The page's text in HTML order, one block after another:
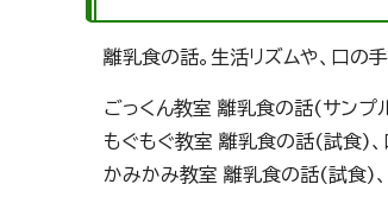
離乳食の話。生活リズムや、口の
ごっくん教室 離乳食の話(サンプ
もぐもぐ教室 離乳食の話(試食)
かみかみ教室 離乳食の話(試食)